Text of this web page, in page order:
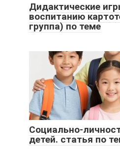
Дидактические
воспитанию
группа) по теме
Социально-
детей. статья по